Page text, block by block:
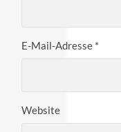
E-Mail-Adresse *
Website